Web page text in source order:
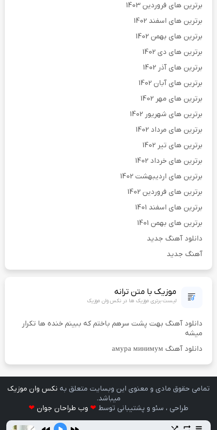
برترین های فروردین 1403
برترین های اسفند 1402
برترین های بهمن 1402
برترین های دی 1402
برترین های آذر 1402
برترین های آبان 1402
برترین های مهر 1402
برترین های شهریور 1402
برترین های مرداد 1402
برترین های تیر 1402
برترین های خرداد 1402
برترین های اردیبهشت 1402
برترین های فروردین 1402
برترین های اسفند 1401
برترین های بهمن 1401
دانلود آهنگ جدید
آهنگ جدید
موزیک با متن ترانه
لیست برتری موزیک ها در نکس وان موزیک
دانلود آهنگ بهت پشت سرهم باختم که ببینم خنده ها تکرار
میشه
دانلود آهنگ амура минимум
تمامی حقوق مادی و معنوی اين وبسايت متعلق به نکس وان موزیک
ميباشد.
طراحی ، سئو و پشتیبانی توسط ❤ وب طراحان جوان ❤